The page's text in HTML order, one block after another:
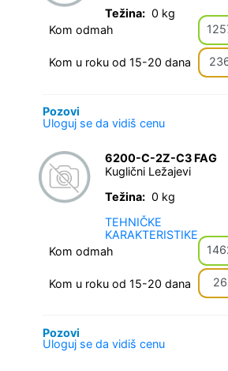
Težina: 0 kg
Kom odmah
Kom u roku od 15-20 dana
Pozovi
Uloguj se da vidiš cenu
6200-C-2Z-C3 FAG
Kuglični Ležajevi
Težina: 0 kg
TEHNIČKE
KARAKTERISTIKE
Kom odmah
Kom u roku od 15-20 dana 26
Pozovi
Uloguj se da vidiš cenu